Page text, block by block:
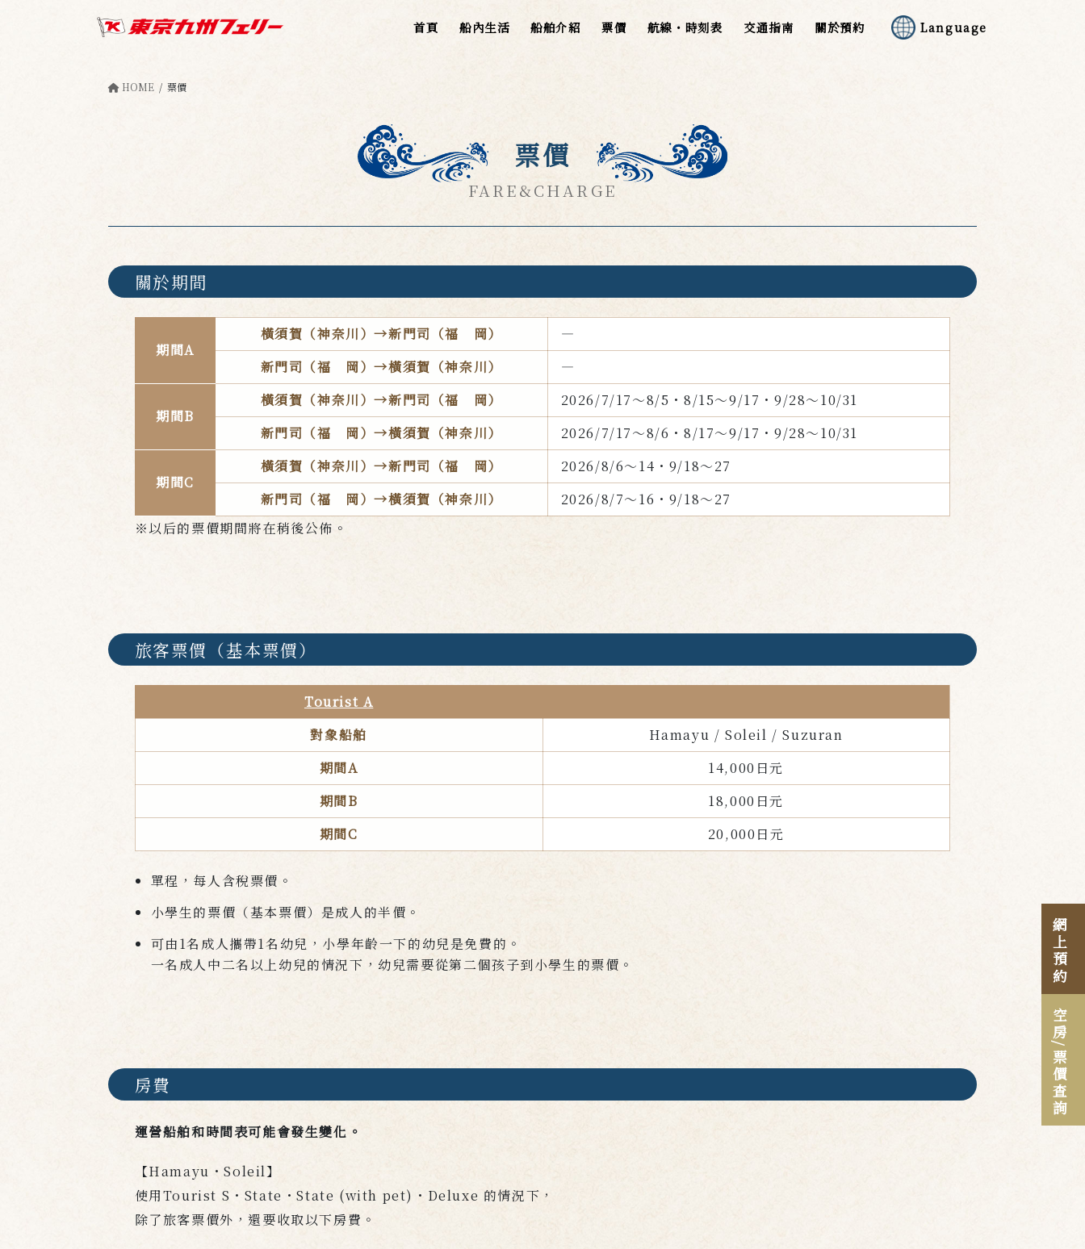
首頁 船內生活 船舶介紹 票價 航線・時刻表 交通指南 關於預約 Language
HOME 票價
票價
FARE&CHARGE
關於期間
期間A
橫須賀（神奈川）→新門司（福 岡）
―
新門司（福
岡）→橫須賀（神奈川） ―
期間B
橫須賀（神奈川）→新門司（福 岡）
2026/7/17～8/5・8/15～9/17・9/28～10/31
新門司（福
岡）→橫須賀（神奈川） 2026/7/17～8/6・8/17～9/17・9/28～10/31
期間C
橫須賀（神奈川）→新門司（福 岡）
2026/8/6～14・9/18～27
新門司（福
岡）→橫須賀（神奈川）
2026/8/7～16・9/18～27
※以后的票價期間將在稍後公佈。
旅客票價（基本票價）
Tourist A
對象船舶
Hamayu / Soleil / Suzuran
期間A
14,000日元
期間B
18,000日元
期間C
20,000日元
單程，每人含稅票價。
小學生的票價（基本票價）是成人的半價。
可由1名成人攜帶1名幼兒，小學年齡一下的幼兒是免費的。
一名成人中二名以上幼兒的情況下，幼兒需要從第二個孩子到小學生的票價。
房費
運營船舶和時間表可能會發生變化。
【Hamayu・Soleil】
使用Tourist S・State・State (with pet)・Deluxe 的情況下，
除了旅客票價外，還要收取以下房費。
網上預約
空房
/票價查詢